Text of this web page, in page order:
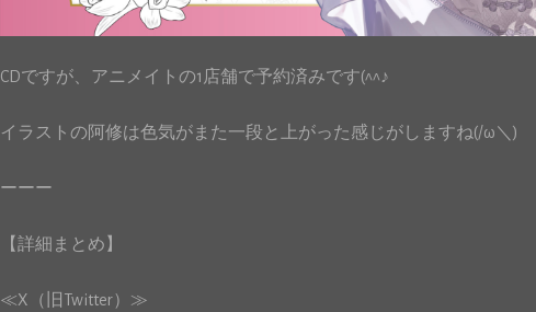
CDですが、アニメイトの1店舗で予約済みです(^^♪
イラストの阿修は色気がまた一段と上がった感じがしますね(/ω＼)
ーーー
【詳細まとめ】
≪X（旧Twitter）≫